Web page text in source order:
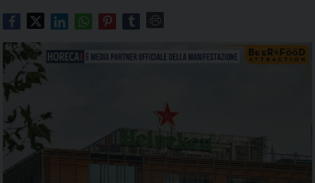
fuoricasa,
Food
Service
e
tutte
le
novità
del
comparto